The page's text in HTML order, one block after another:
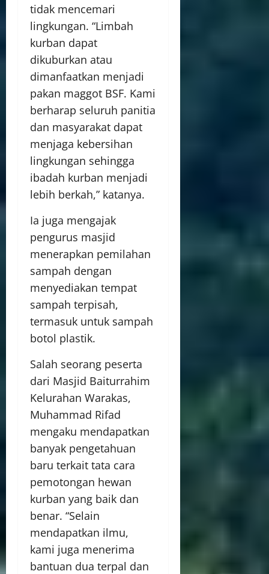
tidak mencemari
lingkungan. “Limbah
kurban dapat
dikuburkan atau
dimanfaatkan menjadi
pakan maggot BSF. Kami
berharap seluruh panitia
dan masyarakat dapat
menjaga kebersihan
lingkungan sehingga
ibadah kurban menjadi
lebih berkah,” katanya.
Ia juga mengajak
pengurus masjid
menerapkan pemilahan
sampah dengan
menyediakan tempat
sampah terpisah,
termasuk untuk sampah
botol plastik.
Salah seorang peserta
dari Masjid Baiturrahim
Kelurahan Warakas,
Muhammad Rifad
mengaku mendapatkan
banyak pengetahuan
baru terkait tata cara
pemotongan hewan
kurban yang baik dan
benar. “Selain
mendapatkan ilmu,
kami juga menerima
bantuan dua terpal dan